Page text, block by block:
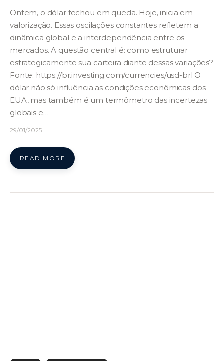
Ontem, o dólar fechou em queda. Hoje, inicia em
valorização. Essas oscilações constantes refletem a
dinâmica global e a interdependência entre os
mercados. A questão central é: como estruturar
estrategicamente sua carteira diante dessas variações?
Fonte: https://br.investing.com/currencies/usd-brl O
dólar não só influência as condições econômicas dos
EUA, mas também é um termômetro das incertezas
globais e…
29/01/2025
READ MORE